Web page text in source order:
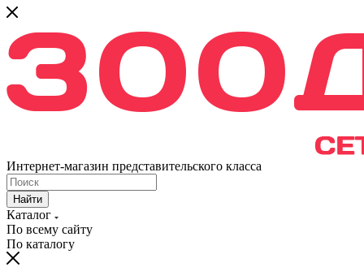
Интернет-магазин представительского класса
Найти
Каталог
По всему сайту
По каталогу